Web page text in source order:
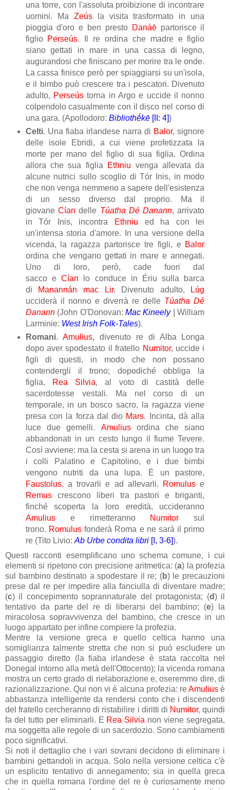
una torre, con l'assoluta proibizione di incontrare
uomini. Ma Zeús
la visita trasformato in una
pioggia d'oro e ben presto Danáē partorisce il
figlio Perseús. Il re ordina che madre e figlio
siano gettati in mare in una cassa di legno,
augurandosi che finiscano per morire tra le onde.
La cassa finisce però per spiaggiarsi su un'isola,
e il bimbo può crescere tra i pescatori. Divenuto
adulto, Perseústorna in Argo e uccide il nonno
colpendolo casualmente con il disco nel corso di
una gara. (Apollodoro: Bibliothḗkē [II: 4])
Celti. Una fiaba irlandese narra di Balor, signore
delle isole Ebridi, a cui viene profetizzata la
morte per mano del figlio di sua figlia. Ordina
allora che sua figlia
Ethniu venga allevata da
alcune nutrici sullo scoglio di Tór Inis, in modo
che non venga nemmeno a sapere dell'esistenza
di un sesso diverso dal proprio. Ma il
giovane Cíandelle Túatha Dé Danann, arrivato
in Tór Inis, incontra
Ethniu ed ha con lei
un'intensa storia d'amore. In una versione della
vicenda, la ragazza partorisce tre figli, e Balor
ordina che vengano gettati in mare e annegati.
Uno di loro, però, cade fuori dal
sacco eCían lo conduce in Ériu sulla barca
di
Manannán mac Lir. Divenuto adulto,
Lúg
ucciderà il nonno e diverrà re delle Túatha Dé
Danann(John O'Donovan: Mac Kineely|William
Larminie: West Irish Folk-Tales).
Romani.Amulius, divenuto re di Alba Longa
dopo aver spodestato il fratello Numitor, uccide i
figli di questi, in modo che non possano
contendergli il trono; dopodiché obbliga la
figlia,
Rea Silvia, al voto di castità delle
sacerdotesse vestali. Ma nel corso di un
temporale, in un bosco sacro, la ragazza viene
presa con la forza dal dio Mars. Incinta, dà alla
luce due gemelli. Amulius ordina che siano
abbandonati in un cesto lungo il fiume Tevere.
Così avviene: ma la cesta si arena in un luogo tra
i colli Palatino e Capitolino, e i due bimbi
vengono nutriti da una lupa. È un pastore,
Faustolus, a trovarli e ad allevarli. Romuluse
Remus crescono liberi tra pastori e briganti,
finché scoperta la loro eredità, uccideranno
Amuliuse rimetteranno Numitorsul
trono. Romulusfonderà Roma e ne sarà il primo
re (Tito Livio: Ab Urbe condita libri[I, 3-6]).
Questi racconti esemplificano uno schema comune, i cui
elementi si ripetono con precisione aritmetica: (a) la profezia
sul bambino destinato a spodestare il re; (b) le precauzioni
prese dal re per impedire alla fanciulla di diventare madre;
(c) il concepimento soprannaturale del protagonista; (d) il
tentativo da parte del re di liberarsi del bambino; (e) la
miracolosa sopravvivenza del bambino, che cresce in un
luogo appartato per infine compiere la profezia.
Mentre la versione greca e quello celtica hanno una
somiglianza talmente stretta che non si può escludere un
passaggio diretto (la fiaba irlandese è stata raccolta nel
Donegal intorno alla metà dell'Ottocento); la vicenda romana
mostra un certo grado di rielaborazione e, oseremmo dire, di
razionalizzazione. Qui non vi è alcuna profezia: reAmuliusè
abbastanza intelligente da rendersi conto che i discendenti
del fratello cercheranno di ristabilire i diritti di Numitor, quindi
fa del tutto per eliminarli. E Rea Silvia non viene segregata,
ma soggetta alle regole di un sacerdozio. Sono cambiamenti
poco significativi.
Si noti il dettaglio che i vari sovrani decidono di eliminare i
bambini gettandoli in acqua. Solo nella versione celtica c'è
un esplicito tentativo di annegamento; sia in quella greca
che in quella romana l'ordine del re è curiosamente meno